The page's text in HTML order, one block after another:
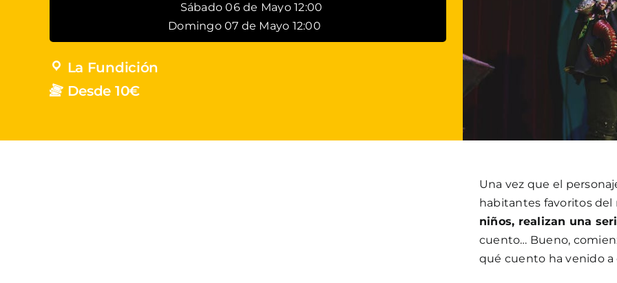
Sábado 06 de Mayo 12:00
Domingo 07 de Mayo 12:00
La Fundición
Desde 10€
Una vez que el
habitantes favoritos del
niños, realizan una
cuento… Bueno,
qué cuento ha venido a